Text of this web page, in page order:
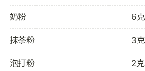
奶粉 6克
抹茶粉 3克
泡打粉 2克